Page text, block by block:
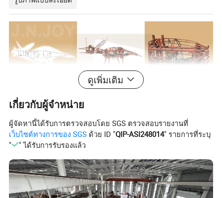
ดูเพิ่มเติม
เกี่ยวกับผู้จำหน่าย
ผู้จัดหานี้ได้รับการตรวจสอบโดย SGS ตรวจสอบรายงานที่
เว็บไซต์ทางการของ SGS ด้วย ID "QIP-ASI248014" รายการที่ระบุ
"
" ได้รับการรับรองแล้ว